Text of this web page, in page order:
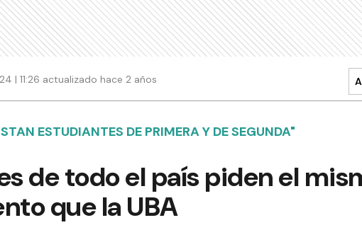
| 11:26 actualizado hace 2 años
ESTUDIANTES DE PRIMERA Y DE SEGUNDA"
de todo el país piden el
que la UBA